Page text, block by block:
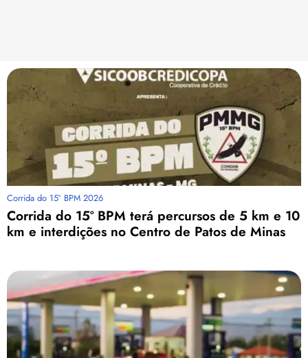
Corrida do 15º BPM 2026
Corrida do 15º BPM terá percursos de 5 km e 10
km e interdições no Centro de Patos de Minas